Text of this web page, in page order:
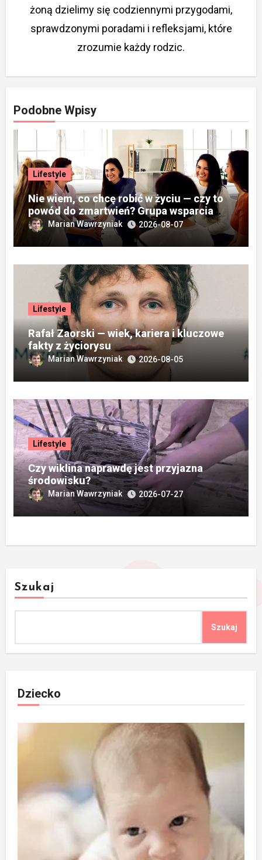
żoną dzielimy się codziennymi przygodami,
sprawdzonymi poradami i refleksjami, które
zrozumie każdy rodzic.
Podobne Wpisy
Lifestyle
Nie wiem, co chcę robić w życiu — czy to
powód do zmartwień? Grupa wsparcia
„Wieża”Marian Wawrzyniak 2026-08-07
Lifestyle
Rafał Zaorski — wiek, kariera i kluczowe
fakty z życiorysu
Marian Wawrzyniak 2026-08-05
Lifestyle
Czy wiklina naprawdę jest przyjazna
środowisku?
Marian Wawrzyniak 2026-07-27
Szukaj
Szukaj
Dziecko